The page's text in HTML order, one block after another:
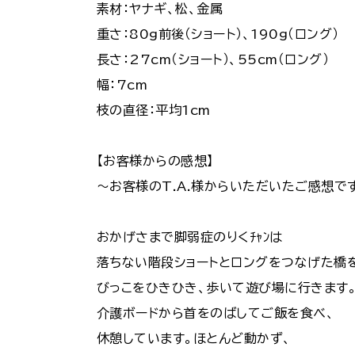
素材：ヤナギ、松、金属
重さ：80g前後（ショート）、190g（ロング）
長さ：27cm（ショート）、55cm（ロング）
幅：7cm
枝の直径：平均1cm
【お客様からの感想】
～お客様のT.A.様からいただいたご感想で
おかげさまで脚弱症のりくﾁｬﾝは
落ちない階段ショートとロングをつなげた橋
びっこをひきひき、歩いて遊び場に行きます。
介護ボードから首をのばしてご飯を食べ、
休憩しています。ほとんど動かず、